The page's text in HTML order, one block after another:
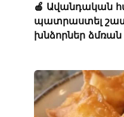
🍎 Ավանդական
պատրաստել
խնձորներ